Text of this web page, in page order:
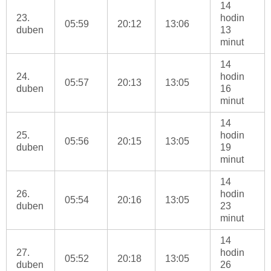
23.
duben
05:59 20:12 13:06
14
hodin
13
minut
24.
duben
05:57 20:13 13:05
14
hodin
16
minut
25.
duben
05:56 20:15 13:05
14
hodin
19
minut
26.
duben
05:54 20:16 13:05
14
hodin
23
minut
27.
duben
05:52 20:18 13:05
14
hodin
26